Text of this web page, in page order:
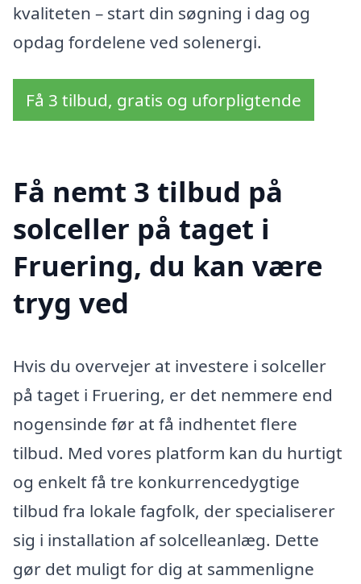
kvaliteten – start din søgning i dag og
opdag fordelene ved solenergi.
Få 3 tilbud, gratis og uforpligtende
Få nemt 3 tilbud på
solceller på taget i
Fruering, du kan være
tryg ved
Hvis du overvejer at investere i solceller
på taget i Fruering, er det nemmere end
nogensinde før at få indhentet flere
tilbud. Med vores platform kan du hurtigt
og enkelt få tre konkurrencedygtige
tilbud fra lokale fagfolk, der specialiserer
sig i installation af solcelleanlæg. Dette
gør det muligt for dig at sammenligne